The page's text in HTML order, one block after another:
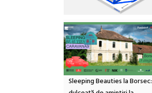
Sleeping Beauties la Borsec: